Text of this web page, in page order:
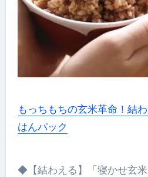
もっちもちの玄米革命！結
はんパック
◆【結わえる】「寝かせ玄